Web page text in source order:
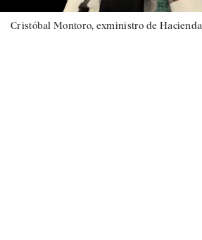
Cristóbal Montoro, exministro de Hacienda